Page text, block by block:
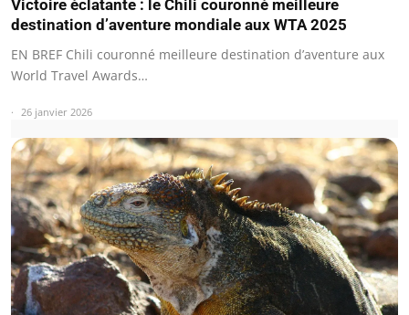
Victoire éclatante : le Chili couronné meilleure
destination d’aventure mondiale aux WTA 2025
EN BREF Chili couronné meilleure destination d’aventure aux
World Travel Awards…
26 janvier 2026